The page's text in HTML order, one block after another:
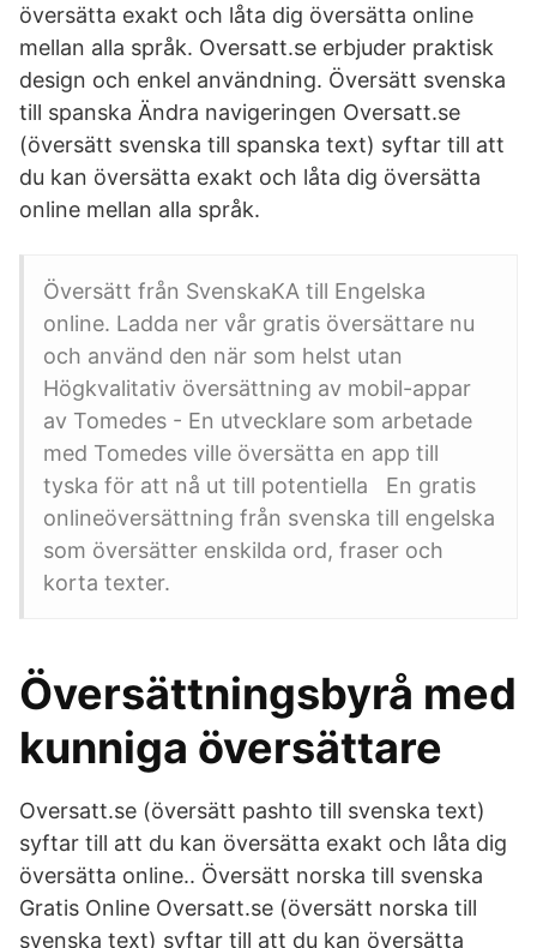
översätta exakt och låta dig översätta online
mellan alla språk. Oversatt.se erbjuder praktisk
design och enkel användning. Översätt svenska
till spanska Ändra navigeringen Oversatt.se
(översätt svenska till spanska text) syftar till att
du kan översätta exakt och låta dig översätta
online mellan alla språk.
Översätt från SvenskaKA till Engelska
online. Ladda ner vår gratis översättare nu
och använd den när som helst utan
Högkvalitativ översättning av mobil-appar
av Tomedes - En utvecklare som arbetade
med Tomedes ville översätta en app till
tyska för att nå ut till potentiella En gratis
onlineöversättning från svenska till engelska
som översätter enskilda ord, fraser och
korta texter.
Översättningsbyrå med
kunniga översättare
Oversatt.se (översätt pashto till svenska text)
syftar till att du kan översätta exakt och låta dig
översätta online.. Översätt norska till svenska
Gratis Online Oversatt.se (översätt norska till
svenska text) syftar till att du kan översätta